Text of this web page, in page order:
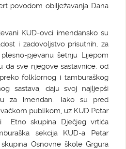
povodom obilježavanja Dana
KUD-ovci imendansko su
i zadovoljstvo prisutnih, za
pjevanu šetnju Lijepom
da sve njegove sastavnice, od
folklornog i tamburaškog
sastava, daju svoj najljepši
za imendan. Tako su pred
publikom, uz KUD Petar
i Etno skupina Dječjeg vrtića
sekcija KUD-a Petar
Osnovne škole Grgura